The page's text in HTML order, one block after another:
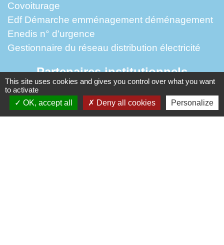
Covoiturage
Edf Démarche emménagement déménagement
Enedis n° d'urgence
Gestionnaire du réseau distribution électricité
Partenaires institutionnels
Préfecture de l'Oise
This site uses cookies and gives you control over what you want
to activate
OK, accept all
Deny all cookies Personalize